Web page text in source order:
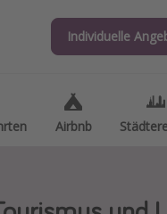
Individuelle
Airbnb
Individuelle
Airbnb